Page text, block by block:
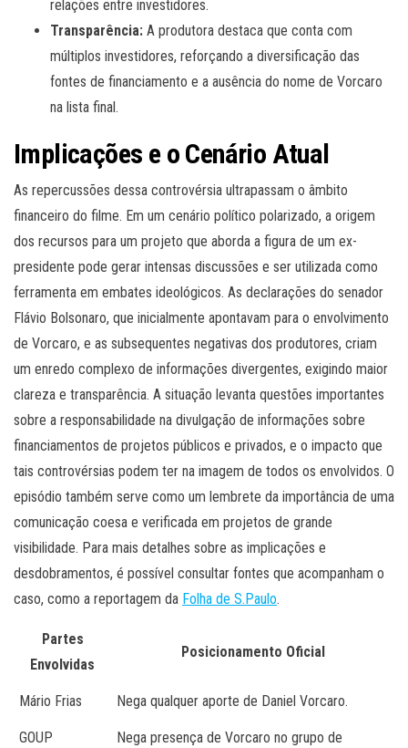
relações entre investidores.
Transparência: A produtora destaca que conta com
múltiplos investidores, reforçando a diversificação das
fontes de financiamento e a ausência do nome de Vorcaro
na lista final.
Implicações e o Cenário Atual
As repercussões dessa controvérsia ultrapassam o âmbito
financeiro do filme. Em um cenário político polarizado, a origem
dos recursos para um projeto que aborda a figura de um ex-
presidente pode gerar intensas discussões e ser utilizada como
ferramenta em embates ideológicos. As declarações do senador
Flávio Bolsonaro, que inicialmente apontavam para o envolvimento
de Vorcaro, e as subsequentes negativas dos produtores, criam
um enredo complexo de informações divergentes, exigindo maior
clareza e transparência. A situação levanta questões importantes
sobre a responsabilidade na divulgação de informações sobre
financiamentos de projetos públicos e privados, e o impacto que
tais controvérsias podem ter na imagem de todos os envolvidos. O
episódio também serve como um lembrete da importância de uma
comunicação coesa e verificada em projetos de grande
visibilidade. Para mais detalhes sobre as implicações e
desdobramentos, é possível consultar fontes que acompanham o
caso, como a reportagem da Folha de S.Paulo.
Partes
Envolvidas
Posicionamento Oficial
Mário Frias Nega qualquer aporte de Daniel Vorcaro.
GOUP
Nega presença de Vorcaro no grupo de